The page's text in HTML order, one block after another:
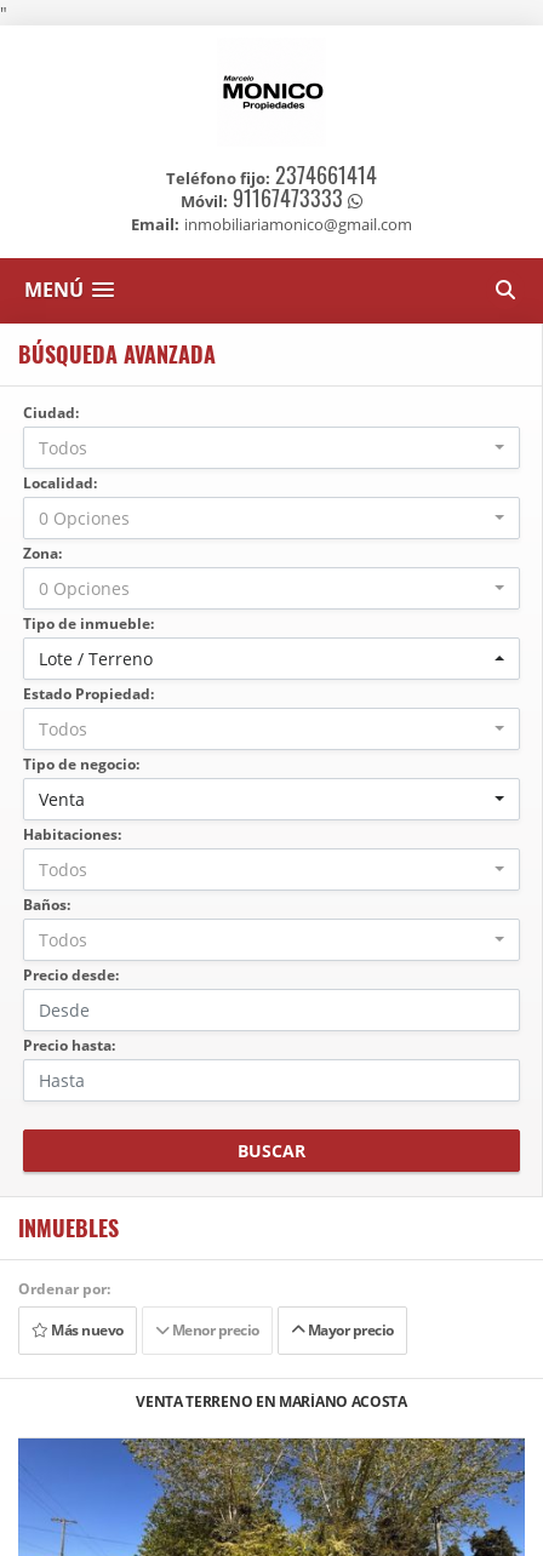
"
Teléfono fijo: 2374661414
Móvil: 91167473333
Email: inmobiliariamonico@gmail.com
MENÚ
BÚSQUEDA AVANZADA
Ciudad:
Todos
Localidad:
0 Opciones
Zona:
0 Opciones
Tipo de inmueble:
Lote / Terreno
Estado Propiedad:
Todos
Tipo de negocio:
Venta
Habitaciones:
Todos
Baños:
Todos
Precio desde:
Precio hasta:
BUSCAR
INMUEBLES
Ordenar por:
Más nuevo
Menor precio Mayor precio
VENTA TERRENO EN MARÍANO ACOSTA